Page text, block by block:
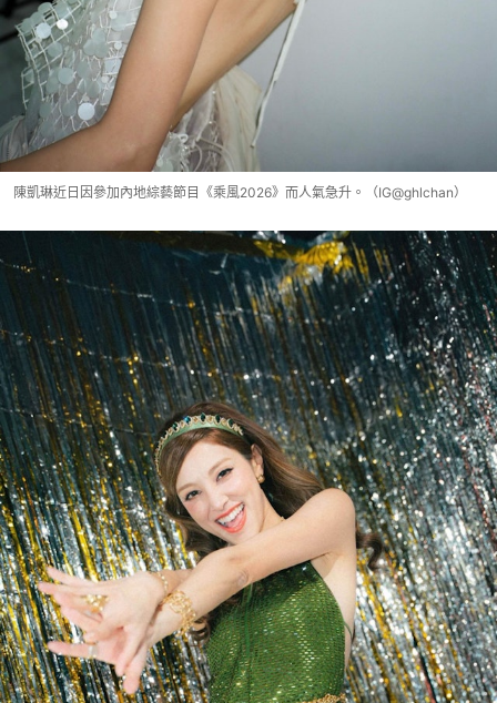
陳凱琳近日因參加內地綜藝節目《乘風2026》而人氣急升。（IG@ghlchan）